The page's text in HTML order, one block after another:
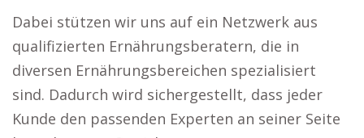
Dabei stützen wir uns auf ein Netzwerk aus
qualifizierten Ernährungsberatern, die in
diversen Ernährungsbereichen spezialisiert
sind. Dadurch wird sichergestellt, dass jeder
Kunde den passenden Experten an seiner Seite